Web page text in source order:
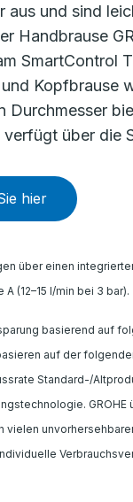
aus und sind
Handbrause
SmartControl
Kopfbrause
Durchmesser
über die
hier
über einen
A (12–15 l/min bei 3 bar).
basierend auf
auf der
Standard-/